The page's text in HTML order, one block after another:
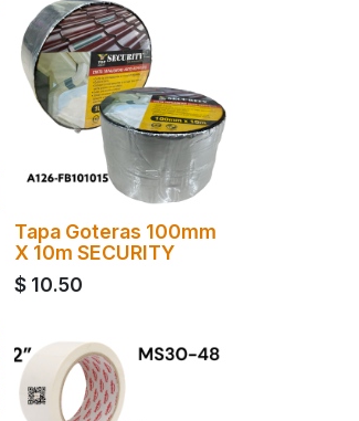
Tapa Goteras 100mm
X 10m SECURITY
$ 10.50